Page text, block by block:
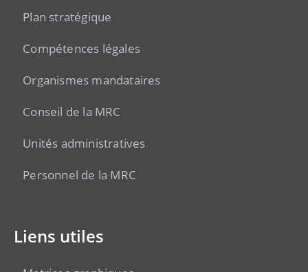
Plan stratégique
Compétences légales
Organismes mandataires
Conseil de la MRC
Unités administratives
Personnel de la MRC
Liens utiles